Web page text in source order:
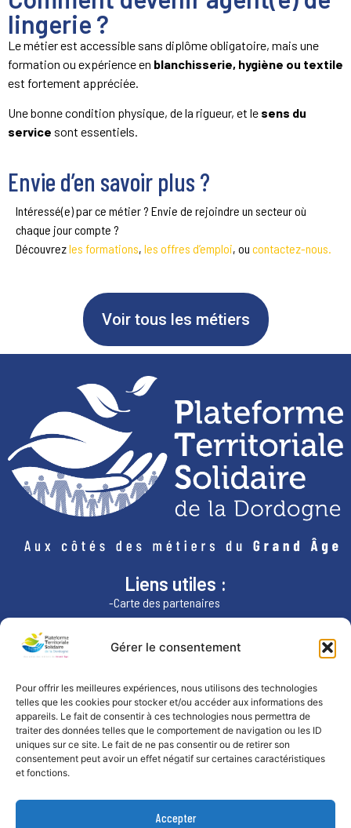
Gérer le consentement
Pour offrir les meilleures expériences, nous utilisons des technologies
telles que les cookies pour stocker et/ou accéder aux informations des
appareils. Le fait de consentir à ces technologies nous permettra de
traiter des données telles que le comportement de navigation ou les ID
uniques sur ce site. Le fait de ne pas consentir ou de retirer son
consentement peut avoir un effet négatif sur certaines caractéristiques
et fonctions.
Accepter
lingerie ?
Le métier est accessible sans diplôme obligatoire, mais une
formation ou expérience en blanchisserie, hygiène ou textile
est fortement appréciée.
Une bonne condition physique, de la rigueur, et le sens du
service sont essentiels.
Envie d’en savoir plus ?
Intéressé(e) par ce métier ? Envie de rejoindre un secteur où
chaque jour compte ?
Découvrezles formations, les offres d’emploi, ou contactez-nous.
Voir tous les métiers
Liens utiles :
-Carte des partenaires
-ARS Nouvelle-Aquitaine
-Région Nouvelle-Aquitaine
Nous contacter :
par téléphone:
07.49.84.76.70